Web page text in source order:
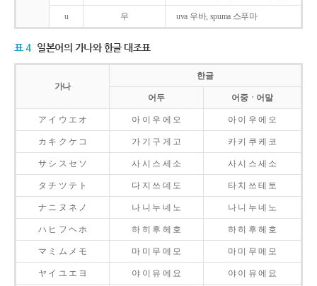
u 우 uva 우바, spuma 스푸마
표 4 일본어의 가나와 한글 대조표
가나
한글
어두 어중ㆍ어말
ア イ ウ エ オ 아 이 우 에 오 아 이 우 에 오
カ キ ク ケ コ 가 기 구 게 고 카 키 쿠 케 코
サ シ ス セ ソ 사 시 스 세 소 사 시 스 세 소
タ チ ツ テ ト 다 지 쓰 데 도 타 치 쓰 테 토
ナ ニ ヌ ネ ノ 나 니 누 네 노 나 니 누 네 노
ハ ヒ フ ヘ ホ 하 히 후 헤 호 하 히 후 헤 호
マ ミ ム メ モ 마 미 무 메 모 마 미 무 메 모
ヤ イ ユ エ ヨ 야 이 유 에 요 야 이 유 에 요